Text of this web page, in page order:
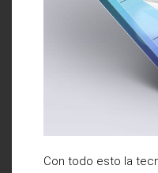
Con todo esto la